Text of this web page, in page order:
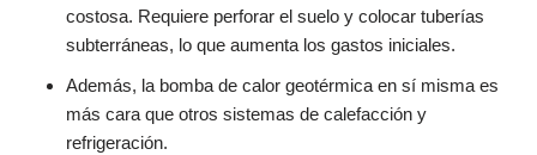
costosa. Requiere perforar el suelo y colocar tuberías
subterráneas, lo que aumenta los gastos iniciales.
Además, la bomba de calor geotérmica en sí misma es
más cara que otros sistemas de calefacción y
refrigeración.